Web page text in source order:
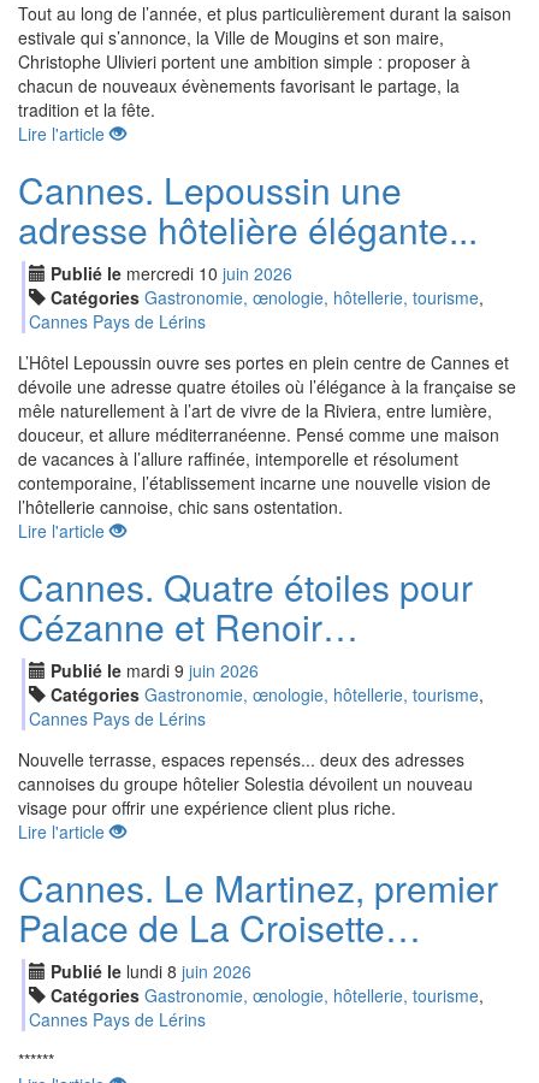
Tout au long de l’année, et plus particulièrement durant la saison
estivale qui s’annonce, la Ville de Mougins et son maire,
Christophe Ulivieri portent une ambition simple : proposer à
chacun de nouveaux évènements favorisant le partage, la
tradition et la fête.
Lire l'article
Cannes. Lepoussin une
adresse hôtelière élégante...
Publié le mercredi 10 juin 2026
Catégories Gastronomie, œnologie, hôtellerie, tourisme,
Cannes Pays de Lérins
L’Hôtel Lepoussin ouvre ses portes en plein centre de Cannes et
dévoile une adresse quatre étoiles où l’élégance à la française se
mêle naturellement à l’art de vivre de la Riviera, entre lumière,
douceur, et allure méditerranéenne. Pensé comme une maison
de vacances à l’allure raffinée, intemporelle et résolument
contemporaine, l’établissement incarne une nouvelle vision de
l’hôtellerie cannoise, chic sans ostentation.
Lire l'article
Cannes. Quatre étoiles pour
Cézanne et Renoir…
Publié le mardi 9 juin 2026
Catégories Gastronomie, œnologie, hôtellerie, tourisme,
Cannes Pays de Lérins
Nouvelle terrasse, espaces repensés... deux des adresses
cannoises du groupe hôtelier Solestia dévoilent un nouveau
visage pour offrir une expérience client plus riche.
Lire l'article
Cannes. Le Martinez, premier
Palace de La Croisette…
Publié le lundi 8 juin 2026
Catégories Gastronomie, œnologie, hôtellerie, tourisme,
Cannes Pays de Lérins
******